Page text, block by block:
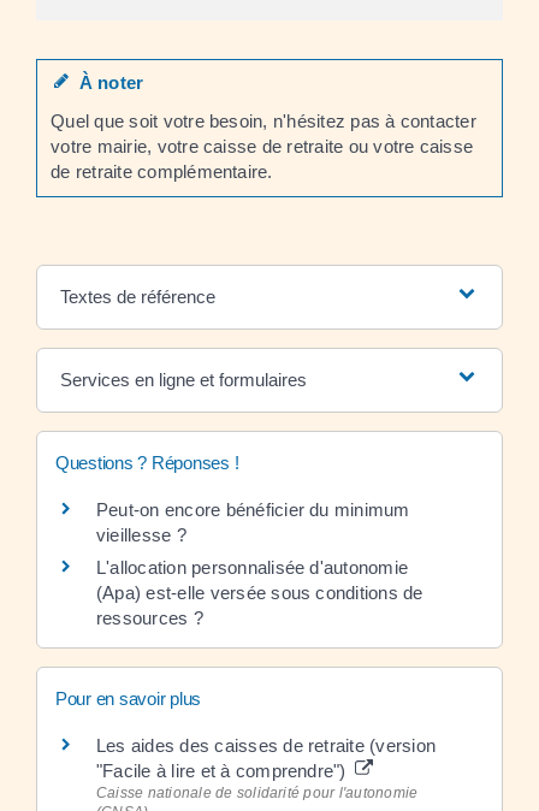
À noter
Quel que soit votre besoin, n'hésitez pas à contacter
votre mairie, votre caisse de retraite ou votre caisse
de retraite complémentaire.
Textes de référence
Services en ligne et formulaires
Questions ? Réponses !
Peut-on encore bénéficier du minimum
vieillesse ?
L'allocation personnalisée d'autonomie
(Apa) est-elle versée sous conditions de
ressources ?
Pour en savoir plus
Les aides des caisses de retraite (version
"Facile à lire et à comprendre")
Caisse nationale de solidarité pour l'autonomie